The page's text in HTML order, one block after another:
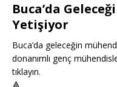
Buca’da
Yetişiyor
Buca’da geleceğin
donanımlı genç
tıklayın.